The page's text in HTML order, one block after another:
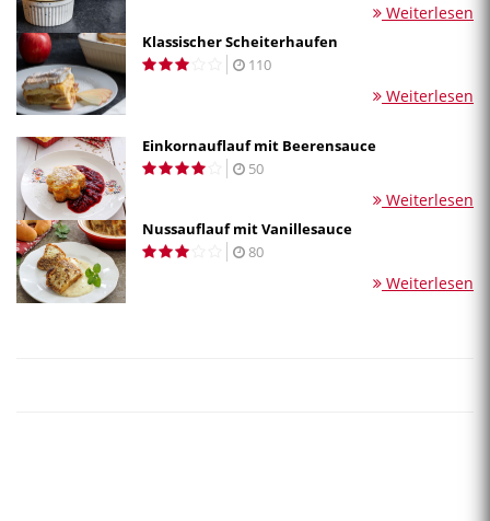
Weiterlesen
Klassischer Scheiterhaufen
110
Weiterlesen
Einkornauflauf mit Beerensauce
50
Weiterlesen
Nussauflauf mit Vanillesauce
80
Weiterlesen